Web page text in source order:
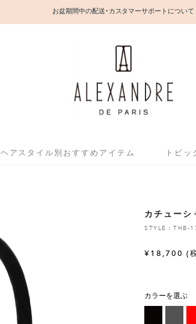
お盆期間中の配送・カスタマーサポートについて
ヘアスタイル別おすすめアイテム トピッ
カチューシ
STYLE：THB-
¥ 18,700 (
カラーを選ぶ